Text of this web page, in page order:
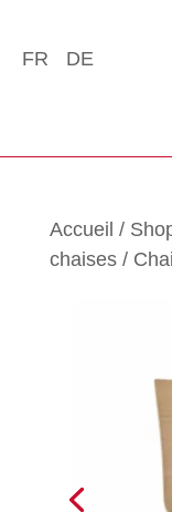
FR DE
Accueil /
chaises/